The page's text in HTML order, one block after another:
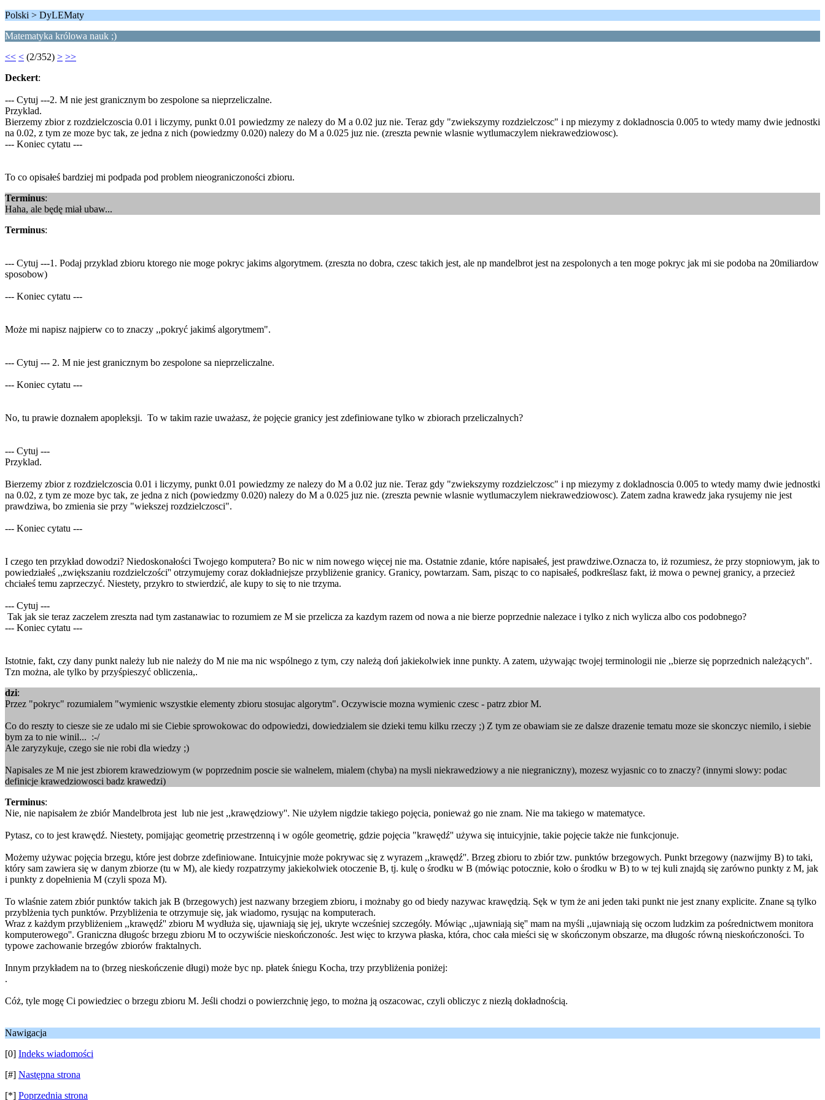
Polski > DyLEMaty
Matematyka królowa nauk ;)
<< < (2/352) > >>
Deckert:
--- Cytuj ---2. M nie jest granicznym bo zespolone sa nieprzeliczalne.
Przyklad.
Bierzemy zbior z rozdzielczoscia 0.01 i liczymy, punkt 0.01 powiedzmy ze nalezy do M a 0.02 juz nie. Teraz gdy "zwiekszymy rozdzielczosc" i np miezymy z dokladnoscia 0.005 to wtedy mamy dwie jednostki
na 0.02, z tym ze moze byc tak, ze jedna z nich (powiedzmy 0.020) nalezy do M a 0.025 juz nie. (zreszta pewnie wlasnie wytlumaczylem niekrawedziowosc).
--- Koniec cytatu ---
To co opisałeś bardziej mi podpada pod problem nieograniczoności zbioru.
Terminus:
Haha, ale będę miał ubaw...
Terminus:
--- Cytuj ---1. Podaj przyklad zbioru ktorego nie moge pokryc jakims algorytmem. (zreszta no dobra, czesc takich jest, ale np mandelbrot jest na zespolonych a ten moge pokryc jak mi sie podoba na 20miliardow
sposobow)
--- Koniec cytatu ---
Może mi napisz najpierw co to znaczy ,,pokryć jakimś algorytmem".
--- Cytuj --- 2. M nie jest granicznym bo zespolone sa nieprzeliczalne.
--- Koniec cytatu ---
No, tu prawie doznałem apopleksji. To w takim razie uważasz, że pojęcie granicy jest zdefiniowane tylko w zbiorach przeliczalnych?
--- Cytuj ---
Przyklad.
Bierzemy zbior z rozdzielczoscia 0.01 i liczymy, punkt 0.01 powiedzmy ze nalezy do M a 0.02 juz nie. Teraz gdy "zwiekszymy rozdzielczosc" i np miezymy z dokladnoscia 0.005 to wtedy mamy dwie jednostki
na 0.02, z tym ze moze byc tak, ze jedna z nich (powiedzmy 0.020) nalezy do M a 0.025 juz nie. (zreszta pewnie wlasnie wytlumaczylem niekrawedziowosc). Zatem zadna krawedz jaka rysujemy nie jest
prawdziwa, bo zmienia sie przy "wiekszej rozdzielczosci".
--- Koniec cytatu ---
I czego ten przykład dowodzi? Niedoskonałości Twojego komputera? Bo nic w nim nowego więcej nie ma. Ostatnie zdanie, które napisałeś, jest prawdziwe.Oznacza to, iż rozumiesz, że przy stopniowym, jak to
powiedziałeś ,,zwiększaniu rozdzielczości'' otrzymujemy coraz dokładniejsze przybliżenie granicy. Granicy, powtarzam. Sam, pisząc to co napisałeś, podkreślasz fakt, iż mowa o pewnej granicy, a przecież
chciałeś temu zaprzeczyć. Niestety, przykro to stwierdzić, ale kupy to się to nie trzyma.
--- Cytuj ---
Tak jak sie teraz zaczelem zreszta nad tym zastanawiac to rozumiem ze M sie przelicza za kazdym razem od nowa a nie bierze poprzednie nalezace i tylko z nich wylicza albo cos podobnego?
--- Koniec cytatu ---
Istotnie, fakt, czy dany punkt należy lub nie należy do M nie ma nic wspólnego z tym, czy należą doń jakiekolwiek inne punkty. A zatem, używając twojej terminologii nie ,,bierze się poprzednich należących".
Tzn można, ale tylko by przyśpieszyć obliczenia,.
dzi:
Przez "pokryc" rozumialem "wymienic wszystkie elementy zbioru stosujac algorytm". Oczywiscie mozna wymienic czesc - patrz zbior M.
Co do reszty to ciesze sie ze udalo mi sie Ciebie sprowokowac do odpowiedzi, dowiedzialem sie dzieki temu kilku rzeczy ;) Z tym ze obawiam sie ze dalsze drazenie tematu moze sie skonczyc niemilo, i siebie
bym za to nie winil... :-/
Ale zaryzykuje, czego sie nie robi dla wiedzy ;)
Napisales ze M nie jest zbiorem krawedziowym (w poprzednim poscie sie walnelem, mialem (chyba) na mysli niekrawedziowy a nie niegraniczny), mozesz wyjasnic co to znaczy? (innymi slowy: podac
definicje krawedziowosci badz krawedzi)
Terminus:
Nie, nie napisałem że zbiór Mandelbrota jest lub nie jest ,,krawędziowy''. Nie użyłem nigdzie takiego pojęcia, ponieważ go nie znam. Nie ma takiego w matematyce.
Pytasz, co to jest krawędź. Niestety, pomijając geometrię przestrzenną i w ogóle geometrię, gdzie pojęcia "krawędź'' używa się intuicyjnie, takie pojęcie także nie funkcjonuje.
Możemy używac pojęcia brzegu, które jest dobrze zdefiniowane. Intuicyjnie może pokrywac się z wyrazem ,,krawędź''. Brzeg zbioru to zbiór tzw. punktów brzegowych. Punkt brzegowy (nazwijmy B) to taki,
który sam zawiera się w danym zbiorze (tu w M), ale kiedy rozpatrzymy jakiekolwiek otoczenie B, tj. kulę o środku w B (mówiąc potocznie, koło o środku w B) to w tej kuli znajdą się zarówno punkty z M, jak
i punkty z dopełnienia M (czyli spoza M).
To wlaśnie zatem zbiór punktów takich jak B (brzegowych) jest nazwany brzegiem zbioru, i możnaby go od biedy nazywac krawędzią. Sęk w tym że ani jeden taki punkt nie jest znany explicite. Znane są tylko
przyblżenia tych punktów. Przybliżenia te otrzymuje się, jak wiadomo, rysując na komputerach.
Wraz z każdym przybliżeniem ,,krawędź'' zbioru M wydłuża się, ujawniają się jej, ukryte wcześniej szczegóły. Mówiąc ,,ujawniają się'' mam na myśli ,,ujawniają się oczom ludzkim za pośrednictwem monitora
komputerowego''. Graniczna długośc brzegu zbioru M to oczywiście nieskończonośc. Jest więc to krzywa płaska, która, choc cała mieści się w skończonym obszarze, ma długośc równą nieskończoności. To
typowe zachowanie brzegów zbiorów fraktalnych.
Innym przykładem na to (brzeg nieskończenie długi) może byc np. płatek śniegu Kocha, trzy przybliżenia poniżej:
.
Cóż, tyle mogę Ci powiedziec o brzegu zbioru M. Jeśli chodzi o powierzchnię jego, to można ją oszacowac, czyli obliczyc z niezłą dokładnością.
Nawigacja
[0] Indeks wiadomości
[#] Następna strona
[*] Poprzednia strona